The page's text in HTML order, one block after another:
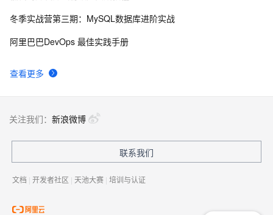
查看更多
冬季实战营第三期：MySQL数据库进阶实战
阿里巴巴DevOps 最佳实践手册
关注我们： 新浪微博
联系我们
文档 | 开发者社区 | 天池大赛 | 培训与认证